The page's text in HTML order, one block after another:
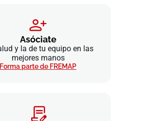
Asóciate
y la de tu equipo en las
mejores manos
Forma parte de FREMAP